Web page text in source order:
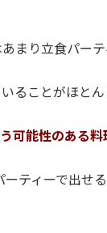
り立食パー
ることがほとん
可能性のある
ティーで出せ